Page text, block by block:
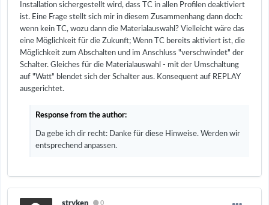
Installation sichergestellt wird, dass TC in allen Profilen deaktiviert
ist. Eine Frage stellt sich mir in diesem Zusammenhang dann doch:
wenn kein TC, wozu dann die Materialauswahl? Vielleicht wäre das
eine Möglichkeit für die Zukunft; Wenn TC bereits aktiviert ist, die
Möglichkeit zum Abschalten und im Anschluss "verschwindet" der
Schalter. Gleiches für die Materialauswahl - mit der Umschaltung
auf "Watt" blendet sich der Schalter aus. Konsequent auf REPLAY
ausgerichtet.
Response from the author:
Da gebe ich dir recht: Danke für diese Hinweise. Werden wir
entsprechend anpassen.
stryken 0